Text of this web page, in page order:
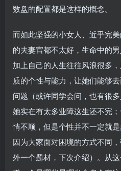
数盘的配置都是这样的概念。
而如此坚强的小女人、近乎完
的夫妻宫都不太好，生命中的
加上自己的人生往往风浪很多
质的个性与能力，让她们能够
问题（或许同学会问，也有很
她实在有太多业障这生还不完
情不顺，但是个性并不一定就
因为大家面对困境的方式不同
外一个题材，下次介绍）。从